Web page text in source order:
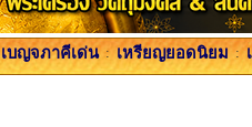
เบญจภาคีเด่น : เหรียญยอดนิยม :